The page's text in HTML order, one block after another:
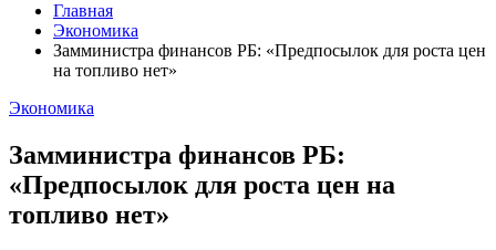
Главная
Экономика
Замминистра финансов РБ: «Предпосылок для роста цен
на топливо нет»
Экономика
Замминистра финансов РБ:
«Предпосылок для роста цен на
топливо нет»